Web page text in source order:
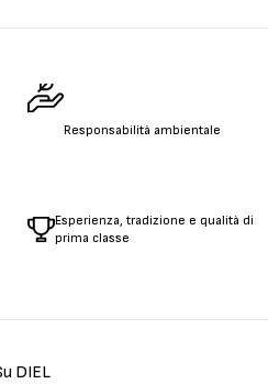
Responsabilità ambientale
Esperienza, tradizione e qualità di
prima classe
DIEL